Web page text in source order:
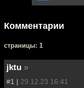
Комментарии
cтраницы: 1
jktu »
#1 | 29.12.23 16:41